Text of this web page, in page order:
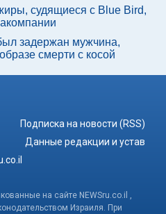
судящиеся с Blue Bird,
задержан мужчина,
смерти с косой
Подписка на новости (RSS)
Данные редакции и устав
на сайте NEWSru.co.il ,
Израиля. При